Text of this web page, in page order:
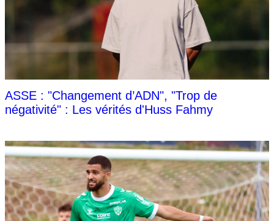
ASSE : "Changement d’ADN", "Trop de
négativité" : Les vérités d'Huss Fahmy